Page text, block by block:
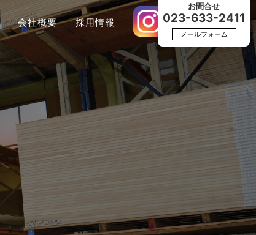
お問合せ
023-633-2411
メールフォーム
会社概要 採用情報